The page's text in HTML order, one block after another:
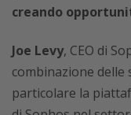
creando
Joe Levy, CEO di
combinazione delle
particolare la